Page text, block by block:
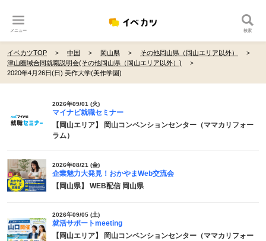
メニュー 検索
イベカツTOP 中国 岡山県
その他岡山県（岡山エリア以外）
津山圏域合同就職説明会(その他岡山県（岡山エリア以外）)
2020年4月26日(日) 美作大学(美作学園)
2026年09/01 (火)
マイナビ就職セミナー
【岡山エリア】 岡山コンベンションセンター（ママカリフォー
ラム）
2026年08/21 (金)
企業魅力大発見！おかやまWeb交流会
【岡山県】 WEB配信 岡山県
2026年09/05 (土)
就活サポートmeeting
【岡山エリア】 岡山コンベンションセンター（ママカリフォー